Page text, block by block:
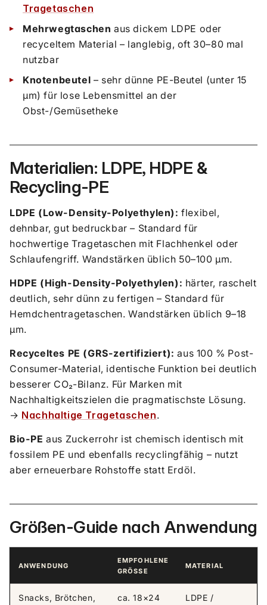
Tragetaschen
Mehrwegtaschen aus dickem LDPE oder
recyceltem Material – langlebig, oft 30–80 mal
nutzbar
Knotenbeutel – sehr dünne PE-Beutel (unter 15
µm) für lose Lebensmittel an der
Obst-/Gemüsetheke
Materialien: LDPE, HDPE &
Recycling-PE
LDPE (Low-Density-Polyethylen): flexibel,
dehnbar, gut bedruckbar – Standard für
hochwertige Tragetaschen mit Flachhenkel oder
Schlaufengriff. Wandstärken üblich 50–100 µm.
HDPE (High-Density-Polyethylen): härter, raschelt
deutlich, sehr dünn zu fertigen – Standard für
Hemdchentragetaschen. Wandstärken üblich 9–18
µm.
Recyceltes PE (GRS-zertifiziert): aus 100 % Post-
Consumer-Material, identische Funktion bei deutlich
besserer CO₂-Bilanz. Für Marken mit
Nachhaltigkeitszielen die pragmatischste Lösung.
→ Nachhaltige Tragetaschen.
Bio-PE aus Zuckerrohr ist chemisch identisch mit
fossilem PE und ebenfalls recyclingfähig – nutzt
aber erneuerbare Rohstoffe statt Erdöl.
Größen-Guide nach Anwendung
ANWENDUNG
EMPFOHLENE
GRÖSSE
MATERIAL
Snacks, Brötchen, ca. 18×24 LDPE /